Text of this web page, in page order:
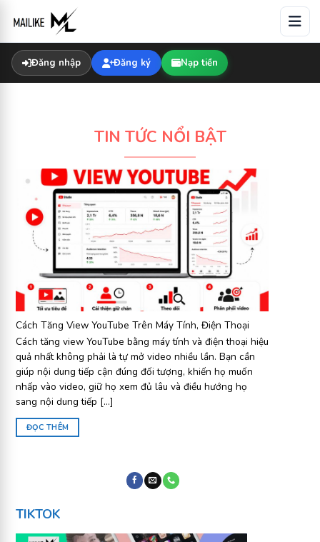
content
Đăng nhập Đăng ký Nạp tiền
TIN TỨC NỔI BẬT
Cách Tăng View YouTube Trên Máy Tính, Điện Thoại
Cách tăng view YouTube bằng máy tính và điện thoại hiệu
quả nhất không phải là tự mở video nhiều lần. Bạn cần
giúp nội dung tiếp cận đúng đối tượng, khiến họ muốn
nhấp vào video, giữ họ xem đủ lâu và điều hướng họ
sang nội dung tiếp [...]
ĐỌC THÊM
TIKTOK